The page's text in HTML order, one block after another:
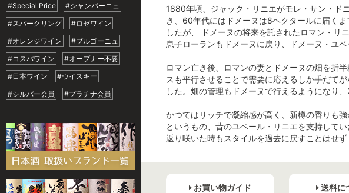
#Special Price
#シャンパーニュ
#スパークリング
#ロゼワイン
#オレンジワイン
#ブルゴーニュ
#コスパワイン
#オープナー不要
#日本ワイン
#ウイスキー
#シルバー会員
#プラチナ会員
1880年頃、ジャック・リニエがモレ・サン・ド
き、60年代にはドメーヌは8ヘクタールに届く
したが、 ドメーヌの将来を託されたロマン・
息子ローランもドメーヌに戻り、ドメーヌ・ユ
ロマン亡き後、ロマンの妻とドメーヌの畑を折
スも平行させることで需要に応えるしか手だて
した。畑の管理もドメーヌで行えるようになり
かつてはリッチで凝縮感が高く、新樽の香りも
というもの、昔のユベール・リニエを支持して
返り咲いた時もスタイルを過去に戻すことはせ
お買い物ガイド 送料に